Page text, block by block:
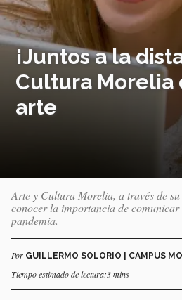
¡Juntos a la
Cultura Morelia
arte
Arte y Cultura Morelia, a través de
conocer la importancia de
pandemia.
Por GUILLERMO SOLORIO | CAMPUS
Tiempo estimado de lectura:3 mins